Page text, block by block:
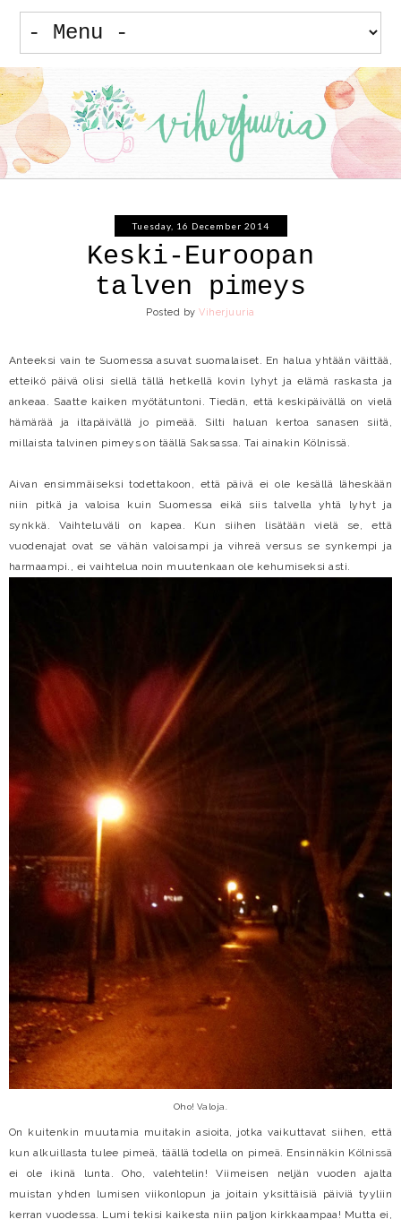
Tuesday, 16 December 2014
Keski-Euroopan
talven pimeys
Posted byViherjuuria
Anteeksi vain te Suomessa asuvat suomalaiset. En halua yhtään väittää,
etteikö päivä olisi siellä tällä hetkellä kovin lyhyt ja elämä raskasta ja
ankeaa. Saatte kaiken myötätuntoni. Tiedän, että keskipäivällä on vielä
hämärää ja iltapäivällä jo pimeää. Silti haluan kertoa sanasen siitä,
millaista talvinen pimeys on täällä Saksassa. Tai ainakin Kölnissä.
Aivan ensimmäiseksi todettakoon, että päivä ei ole kesällä läheskään
niin pitkä ja valoisa kuin Suomessa eikä siis talvella yhtä lyhyt ja
synkkä. Vaihteluväli on kapea. Kun siihen lisätään vielä se, että
vuodenajat ovat se vähän valoisampi ja vihreä versus se synkempi ja
harmaampi., ei vaihtelua noin muutenkaan ole kehumiseksi asti.
Oho! Valoja.
On kuitenkin muutamia muitakin asioita, jotka vaikuttavat siihen, että
kun alkuillasta tulee pimeä, täällä todella on pimeä. Ensinnäkin Kölnissä
ei ole ikinä lunta. Oho, valehtelin! Viimeisen neljän vuoden ajalta
muistan yhden lumisen viikonlopun ja joitain yksittäisiä päiviä tyyliin
kerran vuodessa. Lumi tekisi kaikesta niin paljon kirkkaampaa! Mutta ei,